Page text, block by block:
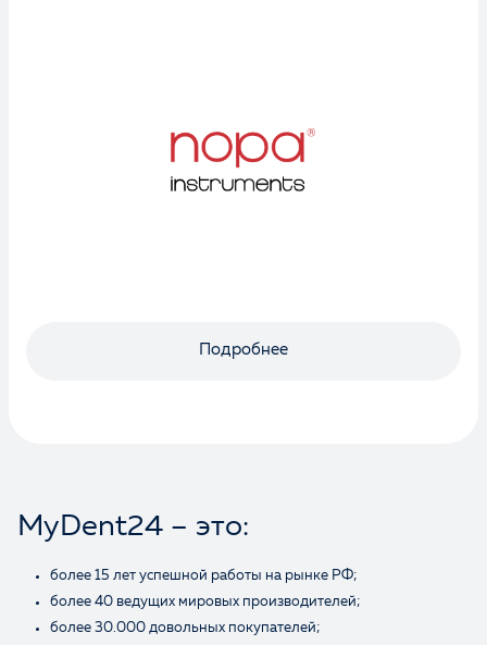
Подробнее
MyDent24 – это:
более 15 лет успешной работы на рынке РФ;
более 40 ведущих мировых производителей;
более 30.000 довольных покупателей;